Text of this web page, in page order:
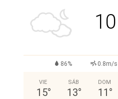
10
86% 0.8m/s
VIE
15°
SÁB
13°
DOM
11 °